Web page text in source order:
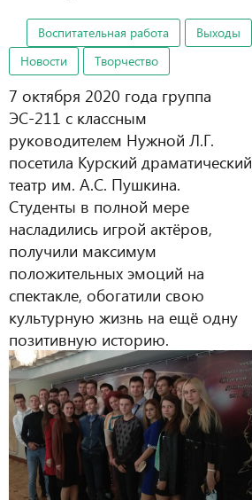
Воспитательная работа
Выходы
Новости
Творчество
7 октября 2020 года группа
ЭС-211 с классным
руководителем Нужной Л.Г.
посетила Курский драматический
театр им. А.С. Пушкина.
Студенты в полной мере
насладились игрой актёров,
получили максимум
положительных эмоций на
спектакле, обогатили свою
культурную жизнь на ещё одну
позитивную историю.